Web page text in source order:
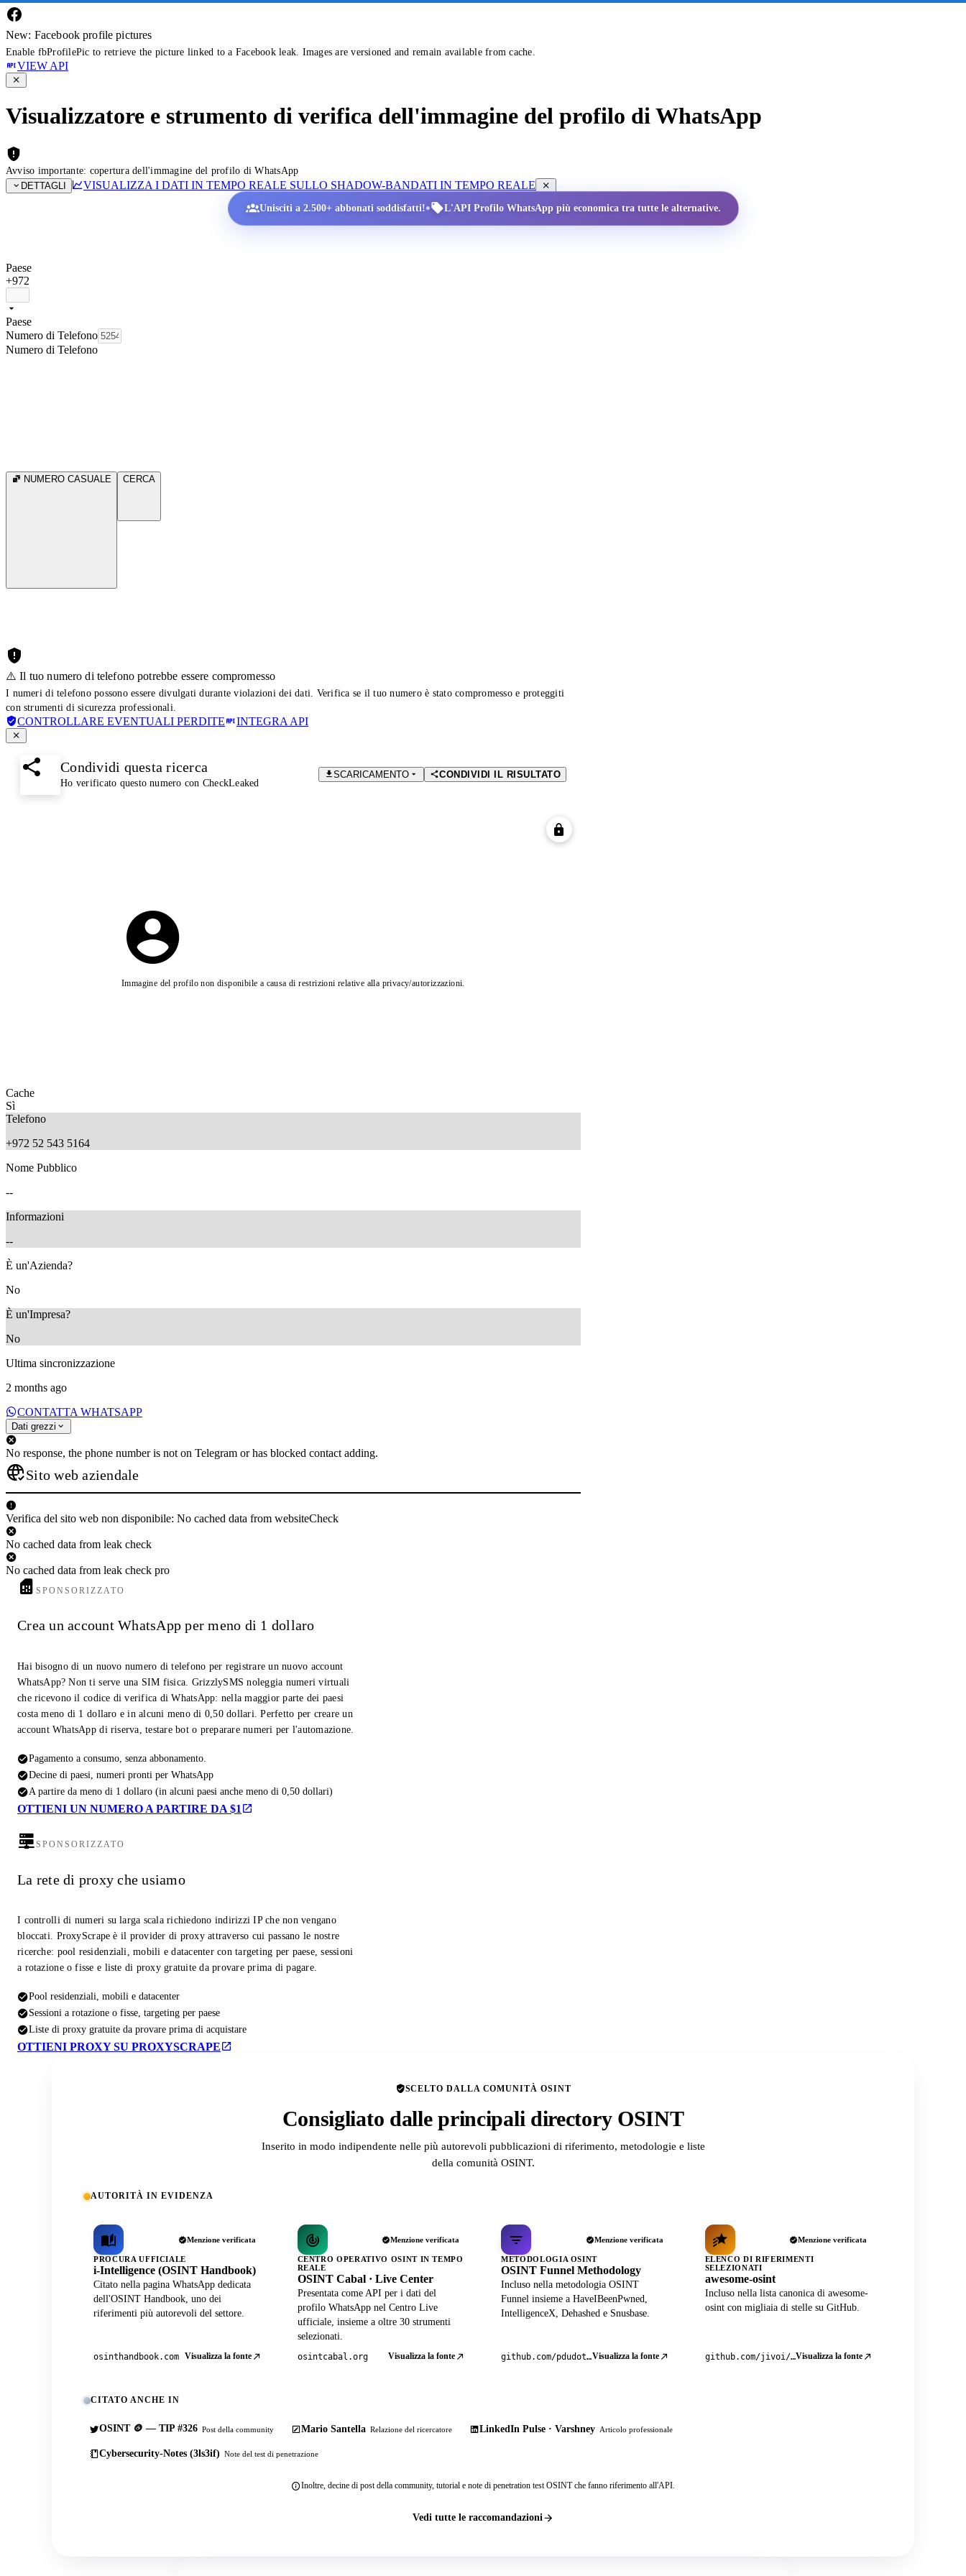
New: Facebook profile pictures
Enable fbProfilePic to retrieve the picture linked to a Facebook leak. Images are versioned and remain available from cache.
VIEW API
Visualizzatore e strumento di verifica dell'immagine del profilo di WhatsApp
Avviso importante: copertura dell'immagine del profilo di WhatsApp
DETTAGLI
VISUALIZZA I DATI IN TEMPO REALE SULLO SHADOW-BANDATI IN TEMPO REALE
Unisciti a 2.500+ abbonati soddisfatti!• L'API Profilo WhatsApp più economica tra tutte le alternative.
Paese
+972
Paese
Numero di Telefono
Numero di Telefono
NUMERO CASUALE CERCA
⚠️ Il tuo numero di telefono potrebbe essere compromesso
I numeri di telefono possono essere divulgati durante violazioni dei dati. Verifica se il tuo numero è stato compromesso e proteggiti
con strumenti di sicurezza professionali.
CONTROLLARE EVENTUALI PERDITE INTEGRA API
Condividi questa ricerca
Ho verificato questo numero con CheckLeaked
SCARICAMENTO CONDIVIDI IL RISULTATO
Immagine del profilo non disponibile a causa di restrizioni relative alla privacy/autorizzazioni.
Cache
Sì
Telefono
+972 52 543 5164
Nome Pubblico
--
Informazioni
--
È un'Azienda?
No
È un'Impresa?
No
Ultima sincronizzazione
2 months ago
CONTATTA WHATSAPP
Dati grezzi
No response, the phone number is not on Telegram or has blocked contact adding.
Sito web aziendale
Verifica del sito web non disponibile: No cached data from websiteCheck
No cached data from leak check
No cached data from leak check pro
SPONSORIZZATO
Crea un account WhatsApp per meno di 1 dollaro
Hai bisogno di un nuovo numero di telefono per registrare un nuovo account
WhatsApp? Non ti serve una SIM fisica. GrizzlySMS noleggia numeri virtuali
che ricevono il codice di verifica di WhatsApp: nella maggior parte dei paesi
costa meno di 1 dollaro e in alcuni meno di 0,50 dollari. Perfetto per creare un
account WhatsApp di riserva, testare bot o preparare numeri per l'automazione.
Pagamento a consumo, senza abbonamento.
Decine di paesi, numeri pronti per WhatsApp
A partire da meno di 1 dollaro (in alcuni paesi anche meno di 0,50 dollari)
OTTIENI UN NUMERO A PARTIRE DA $1
SPONSORIZZATO
La rete di proxy che usiamo
I controlli di numeri su larga scala richiedono indirizzi IP che non vengano
bloccati. ProxyScrape è il provider di proxy attraverso cui passano le nostre
ricerche: pool residenziali, mobili e datacenter con targeting per paese, sessioni
a rotazione o fisse e liste di proxy gratuite da provare prima di pagare.
Pool residenziali, mobili e datacenter
Sessioni a rotazione o fisse, targeting per paese
Liste di proxy gratuite da provare prima di acquistare
OTTIENI PROXY SU PROXYSCRAPE
SCELTO DALLA COMUNITÀ OSINT
Consigliato dalle principali directory OSINT
Inserito in modo indipendente nelle più autorevoli pubblicazioni di riferimento, metodologie e liste
della comunità OSINT.
AUTORITÀ IN EVIDENZA
Menzione verificata
PROCURA UFFICIALE
i-Intelligence (OSINT Handbook)
Citato nella pagina WhatsApp dedicata
dell'OSINT Handbook, uno dei
riferimenti più autorevoli del settore.
osinthandbook.com Visualizza la fonte
Menzione verificata
CENTRO OPERATIVO OSINT IN TEMPO
REALE
OSINT Cabal · Live Center
Presentata come API per i dati del
profilo WhatsApp nel Centro Live
ufficiale, insieme a oltre 30 strumenti
selezionati.
osintcabal.org Visualizza la fonte
Menzione verificata
METODOLOGIA OSINT
OSINT Funnel Methodology
Incluso nella metodologia OSINT
Funnel insieme a HaveIBeenPwned,
IntelligenceX, Dehashed e Snusbase.
github.com/pdudotdev/ofmVisualizza la fonte
Menzione verificata
ELENCO DI RIFERIMENTI
SELEZIONATI
awesome-osint
Incluso nella lista canonica di awesome-
osint con migliaia di stelle su GitHub.
github.com/jivoi/awesome-osintVisualizza la fonte
CITATO ANCHE IN
OSINT 🪙 — TIP #326 Post della community Mario Santella Relazione del ricercatore LinkedIn Pulse · Varshney Articolo professionale
Cybersecurity-Notes (3ls3if) Note del test di penetrazione
Inoltre, decine di post della community, tutorial e note di penetration test OSINT che fanno riferimento all'API.
Vedi tutte le raccomandazioni